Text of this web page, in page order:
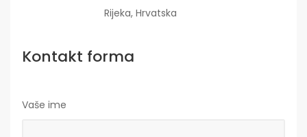
Rijeka, Hrvatska
Kontakt forma
Vaše ime